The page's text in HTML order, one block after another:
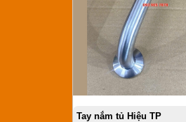
Tay nắm tủ Hiệu TP